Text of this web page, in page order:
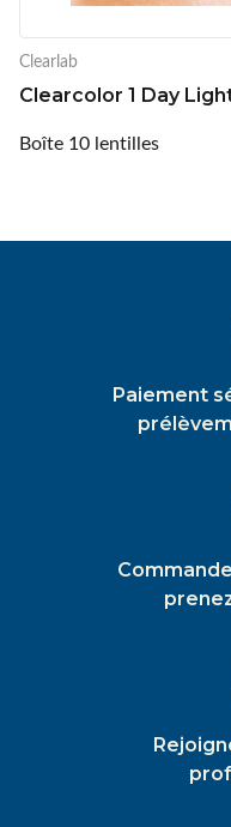
Clearlab
Clearcolor 1 Day
Boîte 10 lentilles
Paiement